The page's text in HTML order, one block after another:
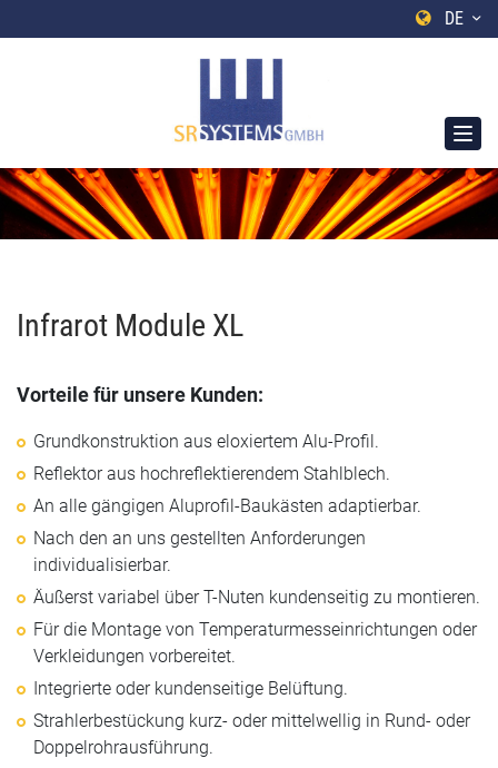
DE
Infrarot Module XL
Vorteile für unsere Kunden:
Grundkonstruktion aus eloxiertem Alu-Profil.
Reflektor aus hochreflektierendem Stahlblech.
An alle gängigen Aluprofil-Baukästen adaptierbar.
Nach den an uns gestellten Anforderungen
individualisierbar.
Äußerst variabel über T-Nuten kundenseitig zu montieren.
Für die Montage von Temperaturmesseinrichtungen oder
Verkleidungen vorbereitet.
Integrierte oder kundenseitige Belüftung.
Strahlerbestückung kurz- oder mittelwellig in Rund- oder
Doppelrohrausführung.